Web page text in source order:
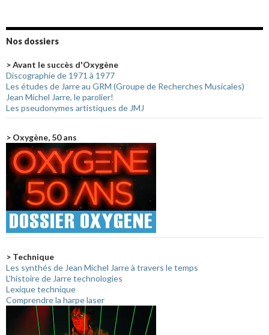
Nos dossiers
> Avant le succès d'Oxygène
Discographie de 1971 à 1977
Les études de Jarre au GRM (Groupe de Recherches Musicales)
Jean Michel Jarre, le parolier!
Les pseudonymes artistiques de JMJ
> Oxygène, 50 ans
> Technique
Les synthés de Jean Michel Jarre à travers le temps
L'histoire de Jarre technologies
Lexique technique
Comprendre la harpe laser